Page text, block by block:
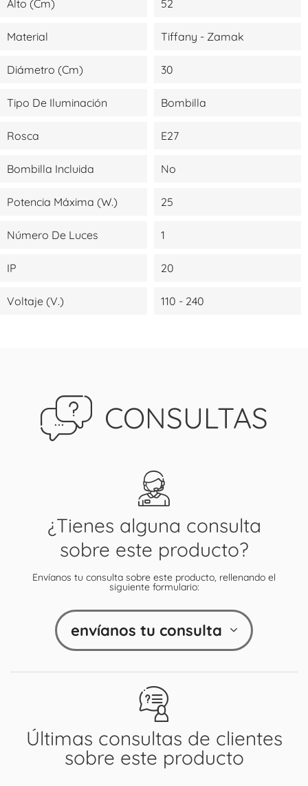
Alto (cm) 52
Material Tiffany - Zamak
Diámetro (cm) 30
Tipo De Iluminación Bombilla
Rosca E27
Bombilla Incluida No
Potencia Máxima (W.) 25
Número De Luces 1
IP 20
Voltaje (V.) 110 - 240
CONSULTAS
Últimas consultas de clientes
sobre este producto
¿Tienes alguna consulta
sobre este producto?
Envíanos tu consulta sobre este producto, rellenando el
siguiente formulario:
envíanos tu consulta